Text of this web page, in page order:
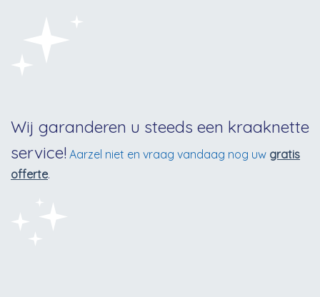
Wij garanderen u steeds een kraaknette
service! Aarzel niet en vraag vandaag nog uw gratis
offerte.